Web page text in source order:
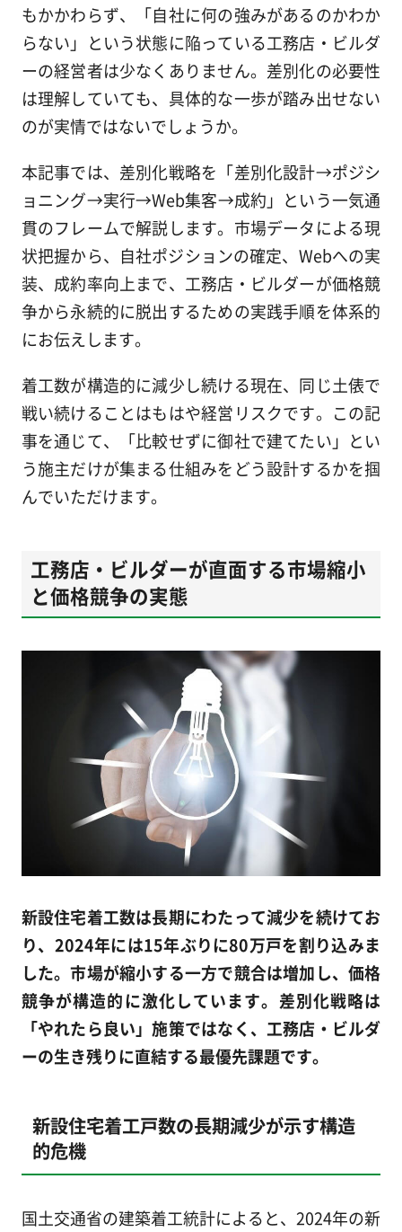
もかかわらず、「自社に何の強みがあるのかわか
らない」という状態に陥っている工務店・ビルダ
ーの経営者は少なくありません。差別化の必要性
は理解していても、具体的な一歩が踏み出せない
のが実情ではないでしょうか。
本記事では、差別化戦略を「差別化設計→ポジシ
ョニング→実行→Web集客→成約」という一気通
貫のフレームで解説します。市場データによる現
状把握から、自社ポジションの確定、Webへの実
装、成約率向上まで、工務店・ビルダーが価格競
争から永続的に脱出するための実践手順を体系的
にお伝えします。
着工数が構造的に減少し続ける現在、同じ土俵で
戦い続けることはもはや経営リスクです。この記
事を通じて、「比較せずに御社で建てたい」とい
う施主だけが集まる仕組みをどう設計するかを掴
んでいただけます。
工務店・ビルダーが直面する市場縮小
と価格競争の実態
新設住宅着工数は長期にわたって減少を続けてお
り、2024年には15年ぶりに80万戸を割り込みま
した。市場が縮小する一方で競合は増加し、価格
競争が構造的に激化しています。差別化戦略は
「やれたら良い」施策ではなく、工務店・ビルダ
ーの生き残りに直結する最優先課題です。
新設住宅着工戸数の長期減少が示す構造
的危機
国土交通省の建築着工統計によると、2024年の新